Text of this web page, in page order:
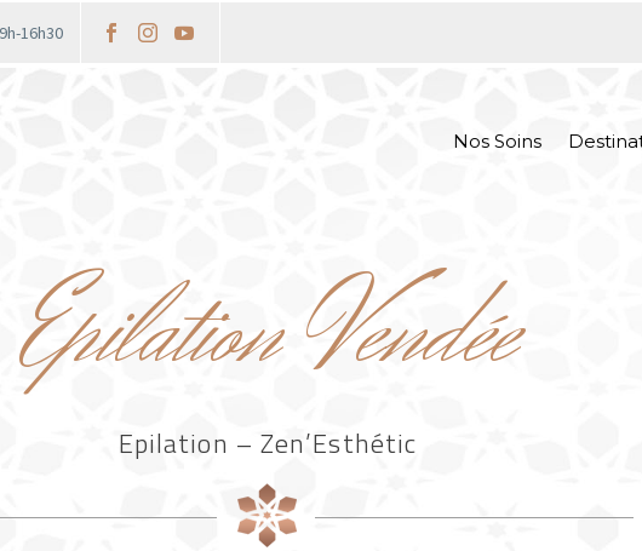
16h30
Nos Soins
Epilation Vendée
Epilation – Zen’Esthétic